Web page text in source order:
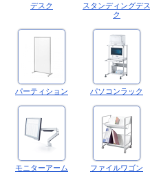
デスク
スタンディングデス
ク
パーティション パソコンラック
モニターアーム ファイルワゴン